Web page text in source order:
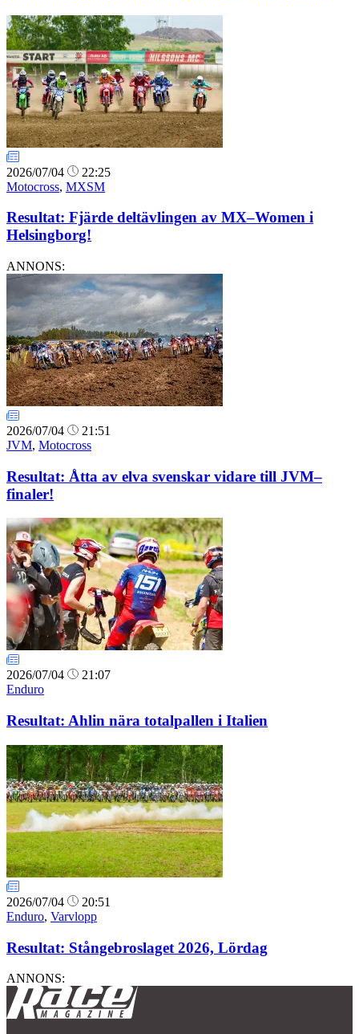
2026/07/04
22:25
Motocross, MXSM
Resultat: Fjärde deltävlingen av MX–Women i
Helsingborg!
ANNONS:
2026/07/04
21:51
JVM, Motocross
Resultat: Åtta av elva svenskar vidare till JVM–
finaler!
2026/07/04
21:07
Enduro
Resultat: Ahlin nära totalpallen i Italien
2026/07/04
20:51
Enduro, Varvlopp
Resultat: Stångebroslaget 2026, Lördag
ANNONS: